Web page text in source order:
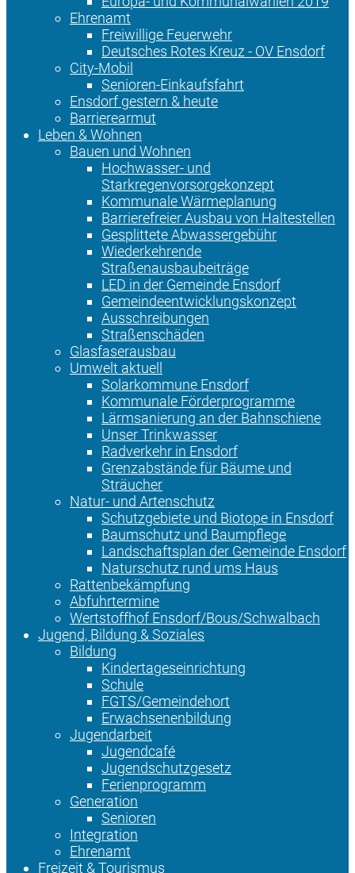
Ehrenamt
Freiwillige Feuerwehr
Deutsches Rotes Kreuz - OV Ensdorf
City-Mobil
Senioren-Einkaufsfahrt
Ensdorf gestern & heute
Barrierearmut
Leben & Wohnen
Bauen und Wohnen
Hochwasser- und
Starkregenvorsorgekonzept
Kommunale Wärmeplanung
Barrierefreier Ausbau von Haltestellen
Gesplittete Abwassergebühr
Wiederkehrende
Straßenausbaubeiträge
LED in der Gemeinde Ensdorf
Gemeindeentwicklungskonzept
Ausschreibungen
Straßenschäden
Glasfaserausbau
Umwelt aktuell
Solarkommune Ensdorf
Kommunale Förderprogramme
Lärmsanierung an der Bahnschiene
Unser Trinkwasser
Radverkehr in Ensdorf
Grenzabstände für Bäume und
Sträucher
Natur- und Artenschutz
Schutzgebiete und Biotope in Ensdorf
Baumschutz und Baumpflege
Landschaftsplan der Gemeinde Ensdorf
Naturschutz rund ums Haus
Rattenbekämpfung
Abfuhrtermine
Wertstoffhof Ensdorf/Bous/Schwalbach
Jugend, Bildung & Soziales
Bildung
Kindertageseinrichtung
Schule
FGTS/Gemeindehort
Erwachsenenbildung
Jugendarbeit
Jugendcafé
Jugendschutzgesetz
Ferienprogramm
Generation
Senioren
Integration
Ehrenamt
Freizeit & Tourismus